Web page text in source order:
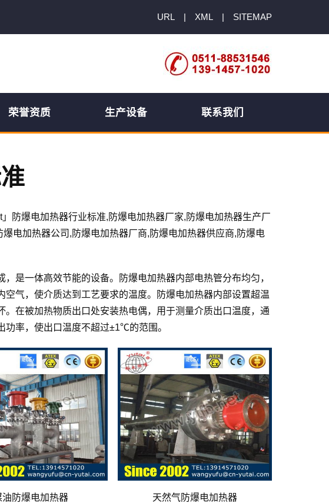
URL | XML | SITEMAP
荣誉资质 生产设备 联系我们
防爆电加热器行业标准,防爆电加热器厂家,防爆电加热器生产厂
电加热器公司,防爆电加热器厂商,防爆电加热器供应商,防爆电
是一体高效节能的设备。防爆电加热器内部电热管分布均匀，
气，使介质达到工艺要求的温度。防爆电加热器内部设置超温
在被加热物质出口处安装热电偶，用于测量介质出口温度，通
功率，使出口温度不超过±1℃的范围。
油防爆电加热器 天然气防爆电加热器